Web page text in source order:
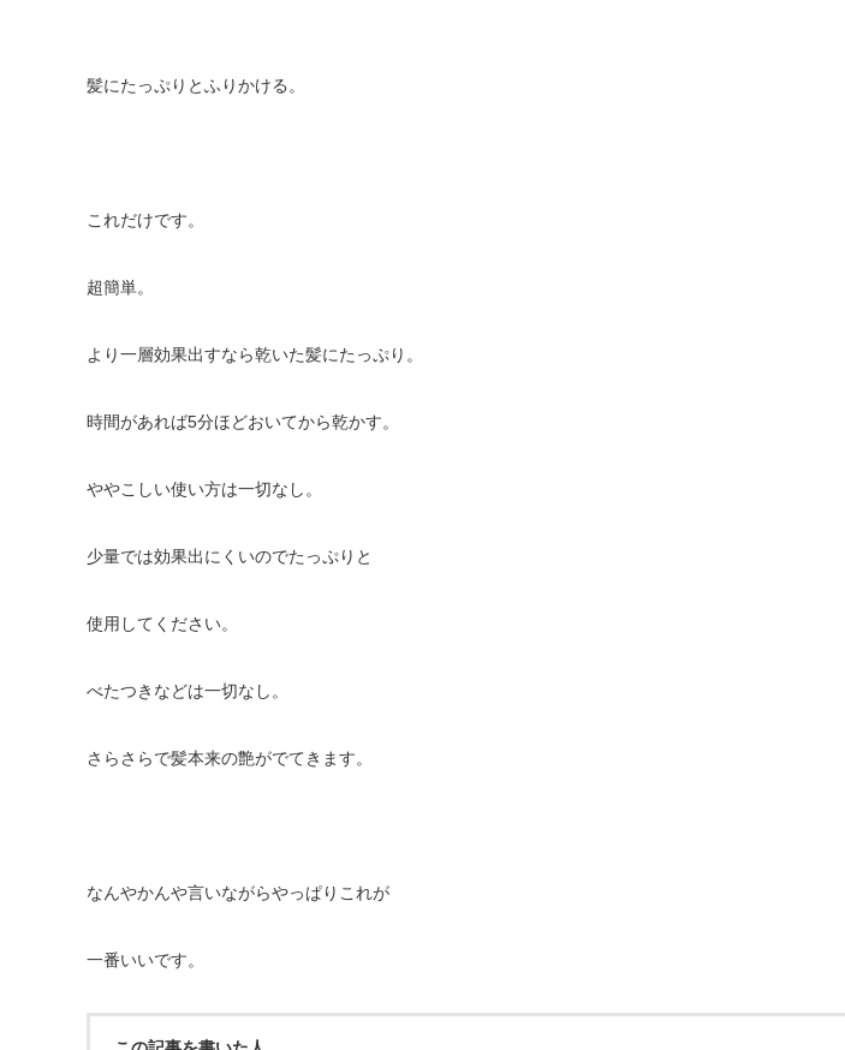
髪にたっぷりとふりかける。
これだけです。
超簡単。
より一層効果出すなら乾いた髪にたっぷり。
時間があれば5分ほどおいてから乾かす。
ややこしい使い方は一切なし。
少量では効果出にくいのでたっぷりと
使用してください。
べたつきなどは一切なし。
さらさらで髪本来の艶がでてきます。
なんやかんや言いながらやっぱりこれが
一番いいです。